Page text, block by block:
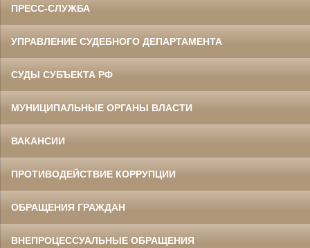
ПРЕСС-СЛУЖБА
УПРАВЛЕНИЕ СУДЕБНОГО ДЕПАРТАМЕНТА
СУДЫ СУБЪЕКТА РФ
МУНИЦИПАЛЬНЫЕ ОРГАНЫ ВЛАСТИ
ВАКАНСИИ
ПРОТИВОДЕЙСТВИЕ КОРРУПЦИИ
ОБРАЩЕНИЯ ГРАЖДАН
ВНЕПРОЦЕССУАЛЬНЫЕ ОБРАЩЕНИЯ